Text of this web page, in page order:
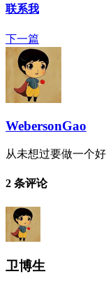
联系我
下一篇
WebersonGao
从未想过要做一个
2 条评论
卫博生